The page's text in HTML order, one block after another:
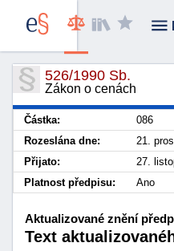
526/1990 Sb.
Zákon o cenách
Částka: 086
Rozeslána dne:
21.
Přijato:
27.
Platnost předpisu:
Ano
Aktualizované znění
Text